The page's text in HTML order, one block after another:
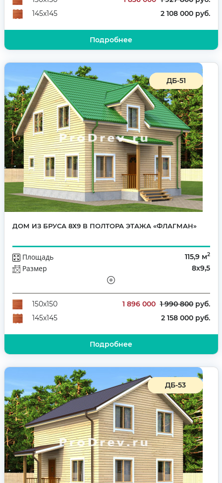
145х145
2 108 000 руб.
Подробнее
ДБ-51
ДОМ ИЗ БРУСА 8Х9 В ПОЛТОРА ЭТАЖА «ФЛАГМАН»
Площадь 115,9 м2
Размер 8х9,5
Количество комнат
6
150х150
1 896 000 1 990 800руб.
145х145
2 158 000 руб.
Подробнее
ДБ-53